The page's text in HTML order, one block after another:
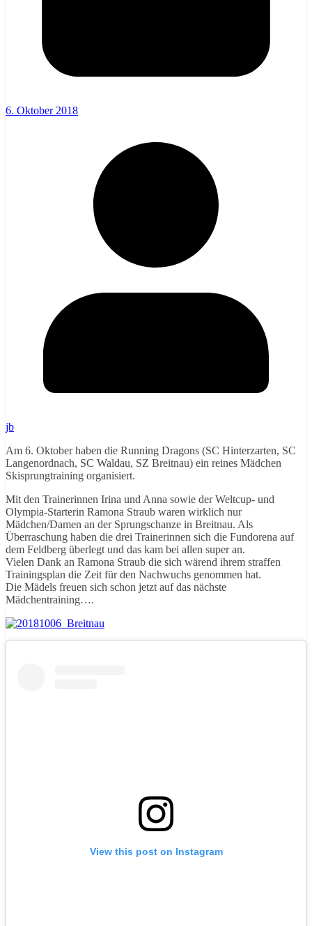
6. Oktober 2018
jb
Am 6. Oktober haben die Running Dragons (SC Hinterzarten, SC
Langenordnach, SC Waldau, SZ Breitnau) ein reines Mädchen
Skisprungtraining organisiert.
Mit den Trainerinnen Irina und Anna sowie der Weltcup- und
Olympia-Starterin Ramona Straub waren wirklich nur
Mädchen/Damen an der Sprungschanze in Breitnau. Als
Überraschung haben die drei Trainerinnen sich die Fundorena auf
dem Feldberg überlegt und das kam bei allen super an.
Vielen Dank an Ramona Straub die sich wärend ihrem straffen
Trainingsplan die Zeit für den Nachwuchs genommen hat.
Die Mädels freuen sich schon jetzt auf das nächste
Mädchentraining….
View this post on Instagram